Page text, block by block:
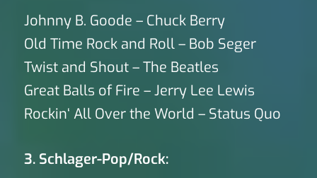
Johnny B. Goode – Chuck Berry
Old Time Rock and Roll – Bob Seger
Twist and Shout – The Beatles
Great Balls of Fire – Jerry Lee Lewis
Rockin‘ All Over the World – Status Quo
3. Schlager-Pop/Rock: